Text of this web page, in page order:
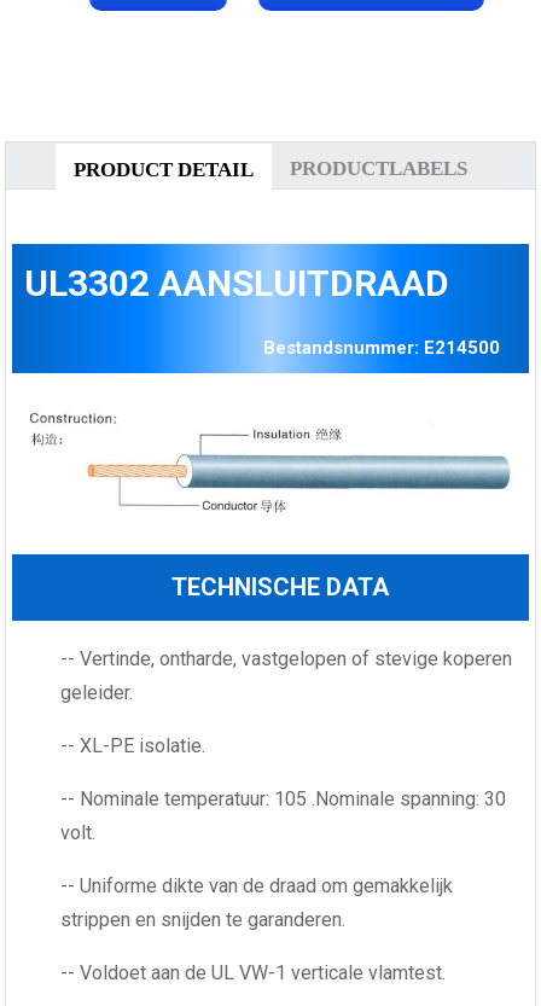
PRODUCT DETAIL PRODUCTLABELS
UL3302 AANSLUITDRAAD
Bestandsnummer: E214500
TECHNISCHE DATA
-- Vertinde, ontharde, vastgelopen of stevige koperen
geleider.
-- XL-PE isolatie.
-- Nominale temperatuur: 105 .Nominale spanning: 30
volt.
-- Uniforme dikte van de draad om gemakkelijk
strippen en snijden te garanderen.
-- Voldoet aan de UL VW-1 verticale vlamtest.